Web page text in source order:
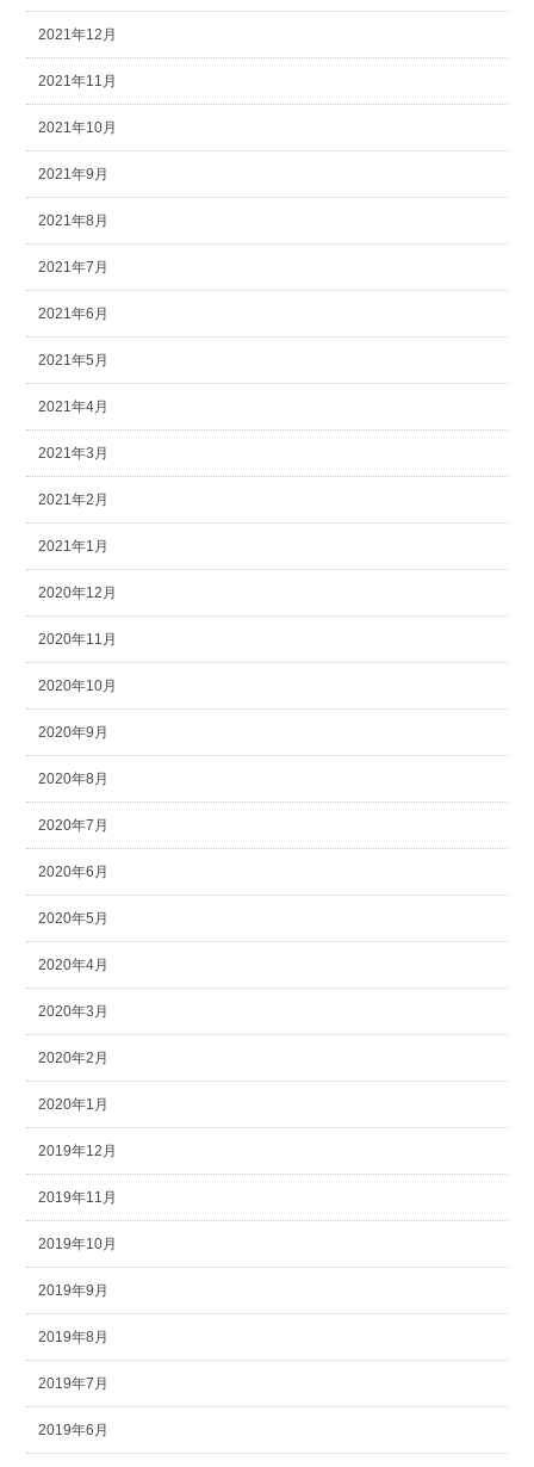
2021年12月
2021年11月
2021年10月
2021年9月
2021年8月
2021年7月
2021年6月
2021年5月
2021年4月
2021年3月
2021年2月
2021年1月
2020年12月
2020年11月
2020年10月
2020年9月
2020年8月
2020年7月
2020年6月
2020年5月
2020年4月
2020年3月
2020年2月
2020年1月
2019年12月
2019年11月
2019年10月
2019年9月
2019年8月
2019年7月
2019年6月